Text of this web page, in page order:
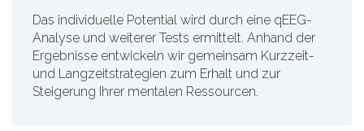
Das individuelle Potential wird durch eine qEEG-
Analyse und weiterer Tests ermittelt. Anhand der
Ergebnisse entwickeln wir gemeinsam Kurzzeit-
und Langzeitstrategien zum Erhalt und zur
Steigerung Ihrer mentalen Ressourcen.